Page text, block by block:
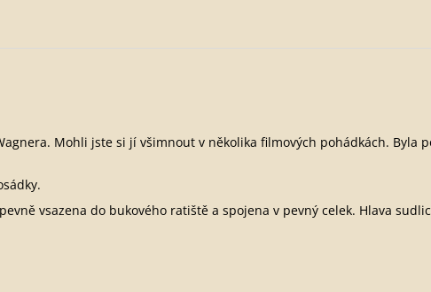
Mohli jste si jí všimnout v několika filmových pohádkách. Byla
vsazena do bukového ratiště a spojena v pevný celek. Hlava